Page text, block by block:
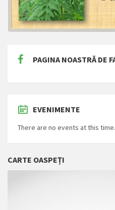
PAGINA NOASTRĂ DE
EVENIMENTE
There are no events at this time.
CARTE OASPEȚI